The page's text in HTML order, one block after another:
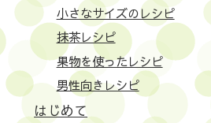
小さなサイズのレシピ
抹茶レシピ
果物を使ったレシピ
男性向きレシピ
はじめて